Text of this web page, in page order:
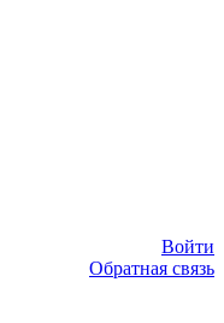
Войти
Обратная связь